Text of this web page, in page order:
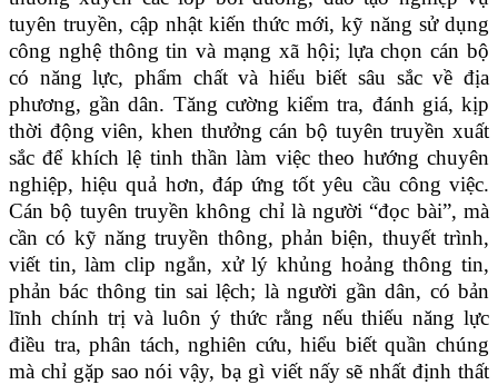
tuyên truyền, cập nhật kiến thức mới, kỹ năng sử dụng
công nghệ thông tin và mạng xã hội; lựa chọn cán bộ
có năng lực, phẩm chất và hiểu biết sâu sắc về địa
phương, gần dân. Tăng cường kiểm tra, đánh giá, kịp
thời động viên, khen thưởng cán bộ tuyên truyền xuất
sắc để khích lệ tinh thần làm việc theo hướng chuyên
nghiệp, hiệu quả hơn, đáp ứng tốt yêu cầu công việc.
Cán bộ tuyên truyền không chỉ là người “đọc bài”, mà
cần có kỹ năng truyền thông, phản biện, thuyết trình,
viết tin, làm clip ngắn, xử lý khủng hoảng thông tin,
phản bác thông tin sai lệch; là người gần dân, có bản
lĩnh chính trị và luôn ý thức rằng nếu thiếu năng lực
điều tra, phân tách, nghiên cứu, hiểu biết quần chúng
mà chỉ gặp sao nói vậy, bạ gì viết nấy sẽ nhất định thất